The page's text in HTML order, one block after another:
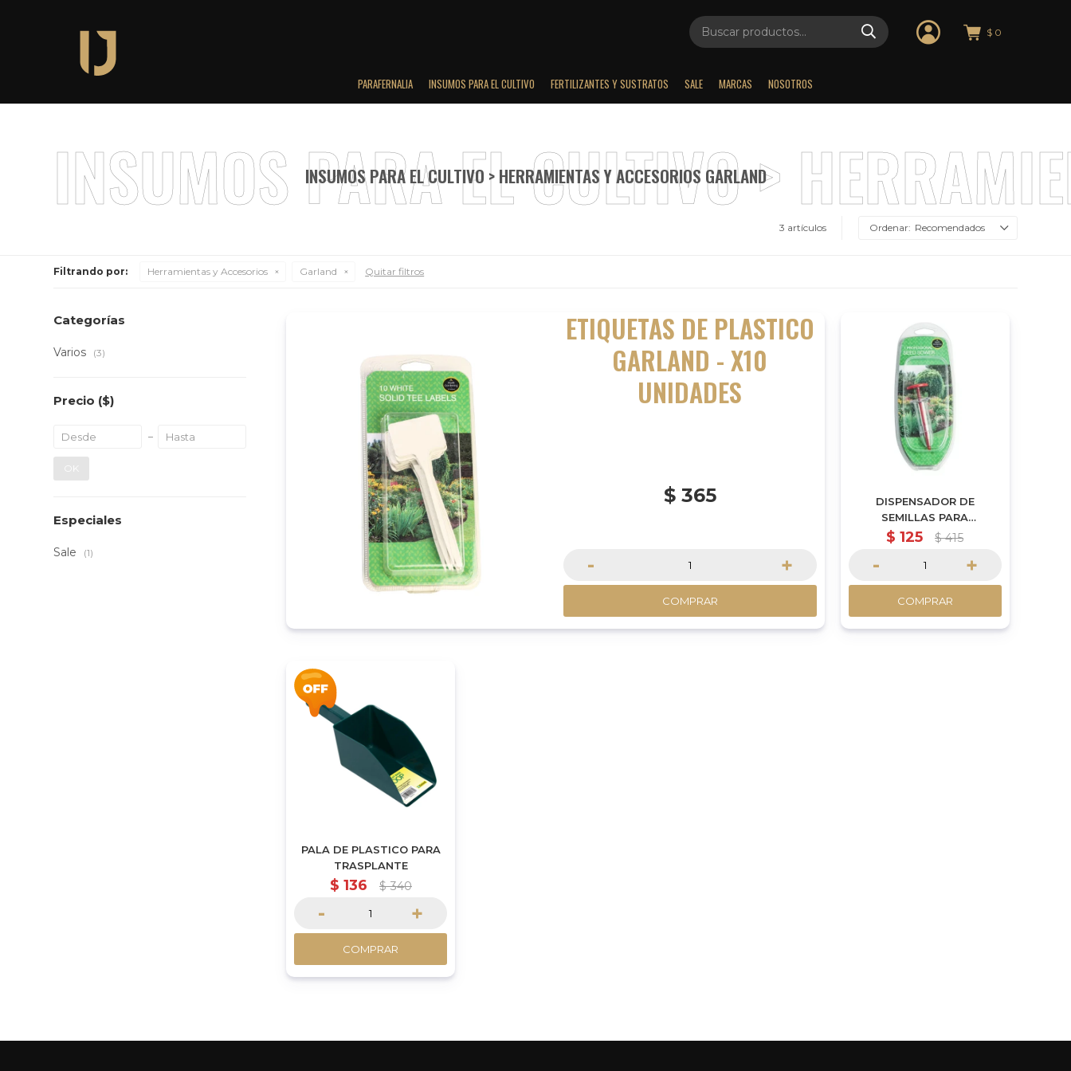
PARAFERNALIA INSUMOS PARA EL CULTIVO FERTILIZANTES Y SUSTRATOS SALE MARCAS NOSOTROS
$ 0
INSUMOS PARA EL CULTIVO > HERRAMIENTAS Y ACCESORIOS GARLAND
3 artículos Recomendados
Filtrando por: Herramientas y Accesorios Garland Quitar filtros
ETIQUETAS DE PLASTICO
GARLAND - X10
UNIDADES
$ 365
- +
COMPRAR
DISPENSADOR DE
SEMILLAS PARA
GERMINACIÓN INDUSTRIAL
$ 125 $ 415
- +
COMPRAR
PALA DE PLASTICO PARA
TRASPLANTE
$ 136 $ 340
- +
COMPRAR
Categorías
Varios (3)
Precio ($)
OK
Especiales
Sale (1)